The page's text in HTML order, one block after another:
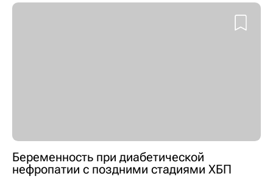
Беременность при диабетической
нефропатии с поздними стадиями ХБП